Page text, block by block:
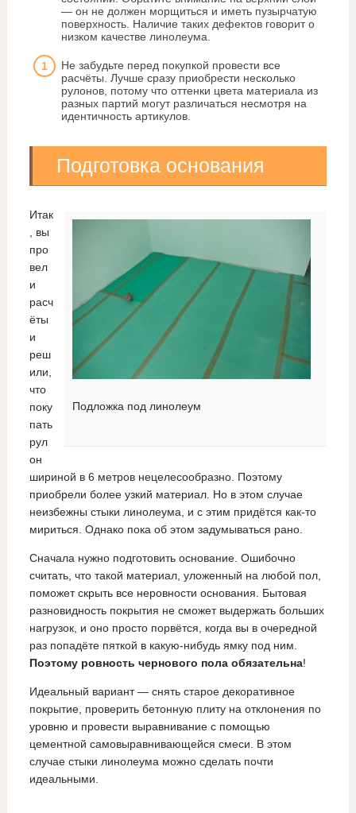
— он не должен морщиться и иметь пузырчатую
поверхность. Наличие таких дефектов говорит о
низком качестве линолеума.
Не забудьте перед покупкой провести все
расчёты. Лучше сразу приобрести несколько
рулонов, потому что оттенки цвета материала из
разных партий могут различаться несмотря на
идентичность артикулов.
Подготовка основания
Подложка под линолеум
Итак
, вы
про
вел
и
расч
ёты
и
реш
или,
что
поку
пать
рул
он
шириной в 6 метров нецелесообразно. Поэтому
приобрели более узкий материал. Но в этом случае
неизбежны стыки линолеума, и с этим придётся как-то
мириться. Однако пока об этом задумываться рано.
Сначала нужно подготовить основание. Ошибочно
считать, что такой материал, уложенный на любой пол,
поможет скрыть все неровности основания. Бытовая
разновидность покрытия не сможет выдержать больших
нагрузок, и оно просто порвётся, когда вы в очередной
раз попадёте пяткой в какую-нибудь ямку под ним.
Поэтому ровность чернового пола обязательна!
Идеальный вариант — снять старое декоративное
покрытие, проверить бетонную плиту на отклонения по
уровню и провести выравнивание с помощью
цементной самовыравнивающейся смеси. В этом
случае стыки линолеума можно сделать почти
идеальными.